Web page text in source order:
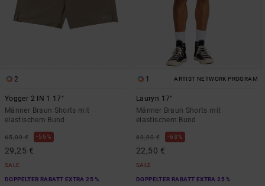
2
Yogger 2 IN 1 17"
Männer Braun Shorts mit
elastischem Bund
65,00 € 55%
29,25 €
SALE
DOPPELTER RABATT EXTRA 25 %
1 ARTIST NETWORK PROGRAM
Lauryn 17"
Männer Braun Shorts mit
elastischem Bund
60,00 € 63%
22,50 €
SALE
DOPPELTER RABATT EXTRA 25 %